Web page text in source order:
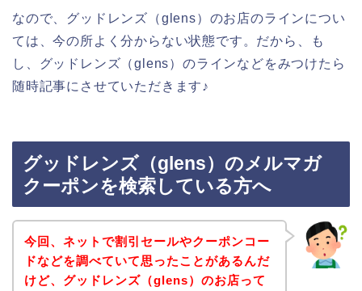
なので、グッドレンズ（glens）のお店のラインについ
ては、今の所よく分からない状態です。だから、も
し、グッドレンズ（glens）のラインなどをみつけたら
随時記事にさせていただきます♪
グッドレンズ（glens）のメルマガ
クーポンを検索している方へ
今回、ネットで割引セールやクーポンコー
ドなどを調べていて思ったことがあるんだ
けど、グッドレンズ（glens）のお店って